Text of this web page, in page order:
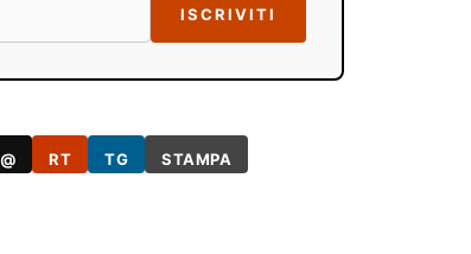
ISCRIVITI
@ RT TG STAMPA